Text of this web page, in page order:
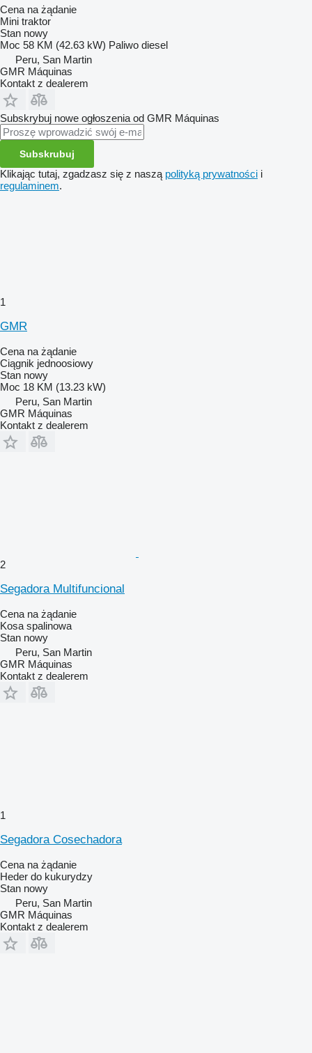
Cena na żądanie
Mini traktor
Stan nowy
Moc 58 KM (42.63 kW) Paliwo diesel
Peru, San Martin
GMR Máquinas
Kontakt z dealerem
Subskrybuj nowe ogłoszenia od GMR Máquinas
Subskrubuj
Klikając tutaj, zgadzasz się z naszą polityką prywatności i
regulaminem.
1
GMR
Cena na żądanie
Ciągnik jednoosiowy
Stan nowy
Moc 18 KM (13.23 kW)
Peru, San Martin
GMR Máquinas
Kontakt z dealerem
2
Segadora Multifuncional
Cena na żądanie
Kosa spalinowa
Stan nowy
Peru, San Martin
GMR Máquinas
Kontakt z dealerem
1
Segadora Cosechadora
Cena na żądanie
Heder do kukurydzy
Stan nowy
Peru, San Martin
GMR Máquinas
Kontakt z dealerem